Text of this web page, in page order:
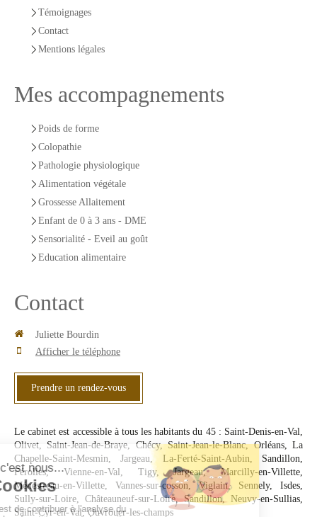
Témoignages
Contact
Mentions légales
Mes accompagnements
Poids de forme
Colopathie
Pathologie physiologique
Alimentation végétale
Grossesse Allaitement
Enfant de 0 à 3 ans - DME
Sensorialité - Eveil au goût
Education alimentaire
Contact
Juliette Bourdin
Afficher le téléphone
Prendre un rendez-vous
Le cabinet est accessible à tous les habitants du 45 : Saint-Denis-en-Val,
Olivet, Saint-Jean-de-Braye, Chécy, Saint-Jean-le-Blanc, Orléans, La
Chapelle-Saint-Mesmin, Jargeau, La-Ferté-Saint-Aubin, Sandillon,
Férolles, Vienne-en-Val, Tigy, Jargeau, Marcilly-en-Villette,
Ménestreau-en-Villette, Vannes-sur-cosson, Viglain, Sennely, Isdes,
Sully-sur-Loire, Châteauneuf-sur-Loire, Sandillon, Neuvy-en-Sullias,
Saint-Cyr-en-Val, Ouvrouer-les-champs